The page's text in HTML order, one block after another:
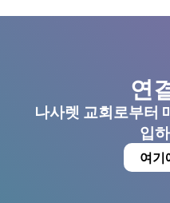
연
나사렛 교회로부터
입
여기